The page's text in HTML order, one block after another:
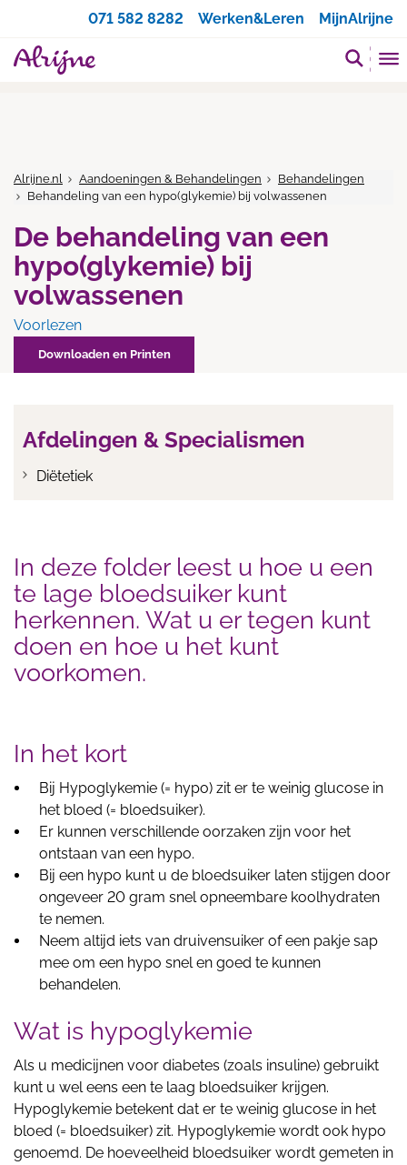
071 582 8282
Werken&Leren MijnAlrijne
Alrijne.nl Aandoeningen & Behandelingen
Behandelingen
Behandeling van een hypo(glykemie) bij volwassenen
De behandeling van een
hypo(glykemie) bij
volwassenen
Voorlezen
Downloaden en Printen
Afdelingen & Specialismen
Diëtetiek
In deze folder leest u hoe u een
te lage bloedsuiker kunt
herkennen. Wat u er tegen kunt
doen en hoe u het kunt
voorkomen.
In het kort
Bij Hypoglykemie (= hypo) zit er te weinig glucose in
het bloed (= bloedsuiker).
Er kunnen verschillende oorzaken zijn voor het
ontstaan van een hypo.
Bij een hypo kunt u de bloedsuiker laten stijgen door
ongeveer 20 gram snel opneembare koolhydraten
te nemen.
Neem altijd iets van druivensuiker of een pakje sap
mee om een hypo snel en goed te kunnen
behandelen.
Wat is hypoglykemie
Als u medicijnen voor diabetes (zoals insuline) gebruikt
kunt u wel eens een te laag bloedsuiker krijgen.
Hypoglykemie betekent dat er te weinig glucose in het
bloed (= bloedsuiker) zit. Hypoglykemie wordt ook hypo
genoemd. De hoeveelheid bloedsuiker wordt gemeten in